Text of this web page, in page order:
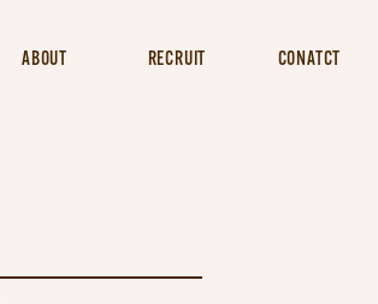
ABOUT RECRUIT CONATCT